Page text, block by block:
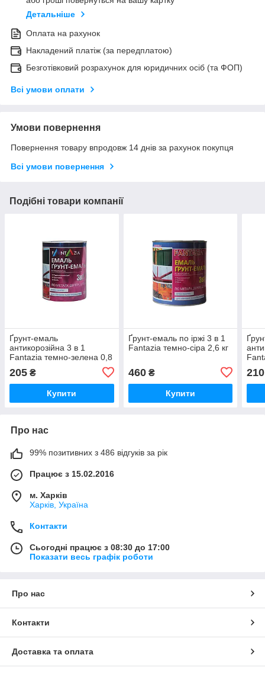
Детальніше
Оплата на рахунок
Накладений платіж (за передплатою)
Безготівковий розрахунок для юридичних осіб (та ФОП)
Всі умови оплати
Умови повернення
Повернення товару впродовж 14 днів за рахунок покупця
Всі умови повернення
Подібні товари компанії
Ґрунт-емаль
антикорозійна 3 в 1
Fantazia темно-зелена 0,8
205 ₴
Купити
Ґрунт-емаль по іржі 3 в 1
Fantazia темно-сіра 2,6 кг
460₴
Купити
210
Про нас
99% позитивних з 486 відгуків за рік
Працює з 15.02.2016
м. Харків
Харків, Україна
Контакти
Сьогодні працює з 08:30 до 17:00
Показати весь графік роботи
Про нас
Контакти
Доставка та оплата